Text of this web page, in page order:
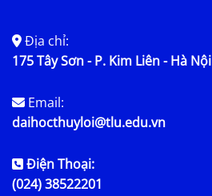
Địa chỉ:
175 Tây Sơn - P. Kim Liên - Hà Nội
Email:
daihocthuyloi@tlu.edu.vn
Điện Thoại:
(024) 38522201